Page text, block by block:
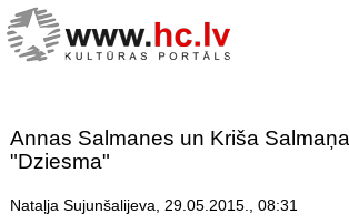
Annas Salmanes un Kriša
"Dziesma"
Nataļja Sujunšalijeva, 29.05.2015., 08:31